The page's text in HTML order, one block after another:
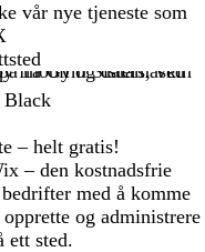
vår nye tjeneste som
– helt gratis!
– den kostnadsfrie
med å komme
og administrere
ett sted.